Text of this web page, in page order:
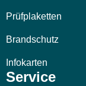
Prüfplaketten
Brandschutz
Infokarten
Service